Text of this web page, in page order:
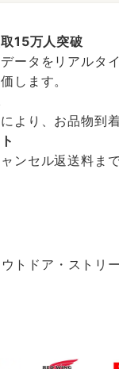
15万人突破
ータをリアルタ
します。
より、お品物到
ンセル返送料ま
トドア・ストリ